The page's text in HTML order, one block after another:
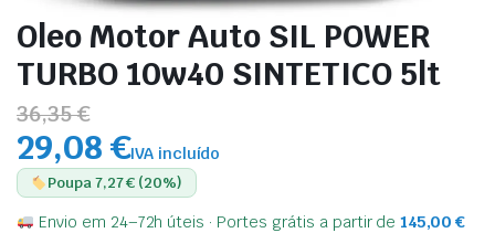
Oleo Motor Auto SIL POWER
TURBO 10w40 SINTETICO 5lt
36,35 €
29,08 €IVA incluído
Poupa 7,27 € (20%)
Envio em 24–72h úteis · Portes grátis a partir de145,00 €